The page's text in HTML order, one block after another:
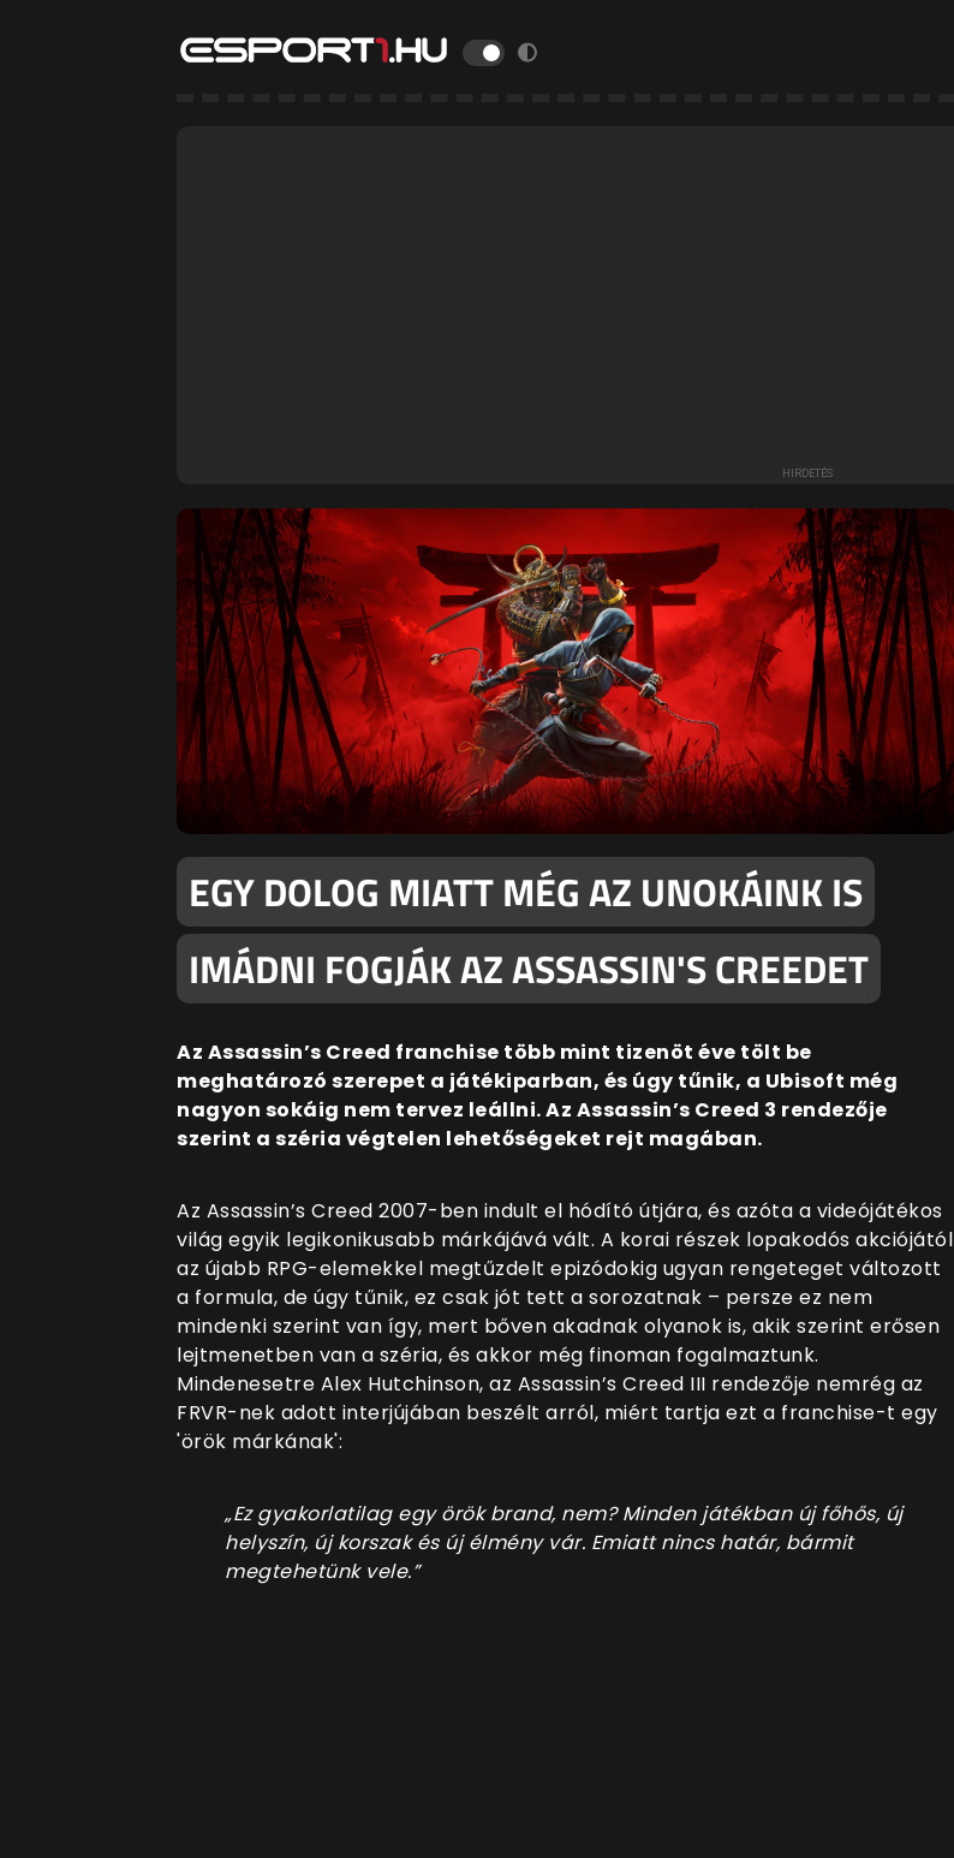
EGY DOLOG MIATT MÉG AZ UNOKÁINK IS
IMÁDNI FOGJÁK AZ ASSASSIN'S CREEDET
Az Assassin’s Creed franchise több mint tizenöt éve tölt be
meghatározó szerepet a játékiparban, és úgy tűnik, a Ubisoft még
nagyon sokáig nem tervez leállni. Az Assassin’s Creed 3 rendezője
szerint a széria végtelen lehetőségeket rejt magában.
Az Assassin’s Creed 2007-ben indult el hódító útjára, és azóta a videójátékos
világ egyik legikonikusabb márkájává vált. A korai részek lopakodós akciójától
az újabb RPG-elemekkel megtűzdelt epizódokig ugyan rengeteget változott
a formula, de úgy tűnik, ez csak jót tett a sorozatnak – persze ez nem
mindenki szerint van így, mert bőven akadnak olyanok is, akik szerint erősen
lejtmenetben van a széria, és akkor még finoman fogalmaztunk.
Mindenesetre Alex Hutchinson, az Assassin’s Creed III rendezője nemrég az
FRVR-nek adott interjújában beszélt arról, miért tartja ezt a franchise-t egy
'örök márkának':
„Ez gyakorlatilag egy örök brand, nem? Minden játékban új főhős, új
helyszín, új korszak és új élmény vár. Emiatt nincs határ, bármit
megtehetünk vele.”